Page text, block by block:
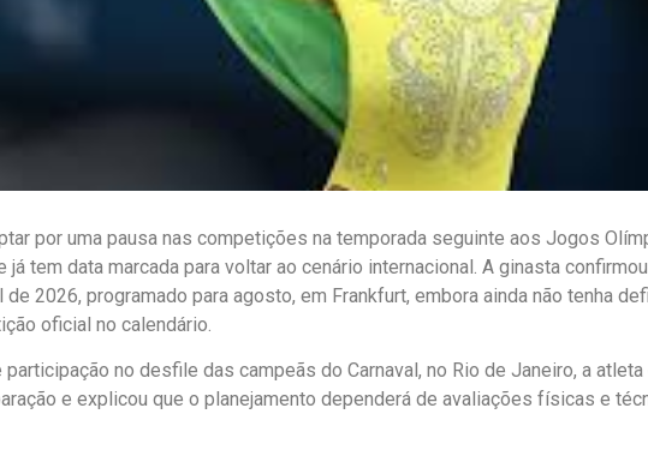
por uma pausa nas competições na temporada seguinte aos Jogos
já tem data marcada para voltar ao cenário internacional. A ginasta
de 2026, programado para agosto, em Frankfurt, embora ainda não tenha
oficial no calendário.
participação no desfile das campeãs do Carnaval, no Rio de Janeiro, a
e explicou que o planejamento dependerá de avaliações físicas e